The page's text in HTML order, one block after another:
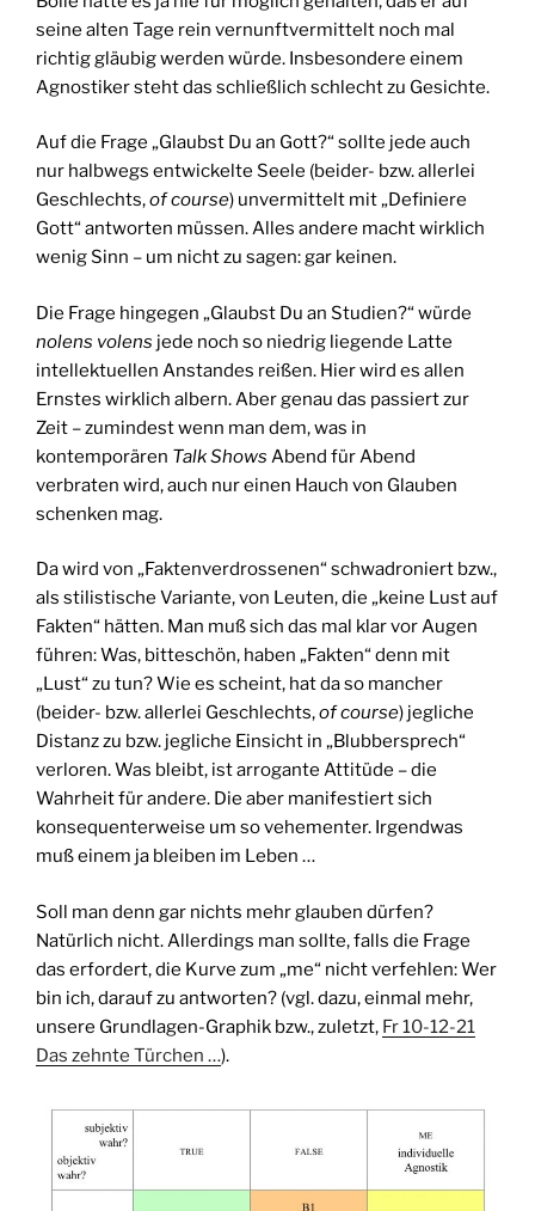
seine alten Tage rein vernunftvermittelt noch mal
richtig gläubig werden würde. Insbesondere einem
Agnostiker steht das schließlich schlecht zu Gesichte.
Auf die Frage „Glaubst Du an Gott?“ sollte jede auch
nur halbwegs entwickelte Seele (beider- bzw. allerlei
Geschlechts,of course) unvermittelt mit „Definiere
Gott“ antworten müssen. Alles andere macht wirklich
wenig Sinn – um nicht zu sagen: gar keinen.
Die Frage hingegen „Glaubst Du an Studien?“ würde
nolens volens jede noch so niedrig liegende Latte
intellektuellen Anstandes reißen. Hier wird es allen
Ernstes wirklich albern. Aber genau das passiert zur
Zeit – zumindest wenn man dem, was in
kontemporären TalkShows Abend für Abend
verbraten wird, auch nur einen Hauch von Glauben
schenken mag.
Da wird von „Faktenverdrossenen“ schwadroniert bzw.,
als stilistische Variante, von Leuten, die „keine Lust auf
Fakten“ hätten. Man muß sich das mal klar vor Augen
führen: Was, bitteschön, haben „Fakten“ denn mit
„Lust“ zu tun? Wie es scheint, hat da so mancher
(beider- bzw. allerlei Geschlechts,of course) jegliche
Distanz zu bzw. jegliche Einsicht in „Blubbersprech“
verloren. Was bleibt, ist arrogante Attitüde – die
Wahrheit für andere. Die aber manifestiert sich
konsequenterweise um so vehementer. Irgendwas
muß einem ja bleiben im Leben …
Soll man denn gar nichts mehr glauben dürfen?
Natürlich nicht. Allerdings man sollte, falls die Frage
das erfordert, die Kurve zum „me“ nicht verfehlen: Wer
bin ich, darauf zu antworten? (vgl. dazu, einmal mehr,
unsere Grundlagen-Graphik bzw., zuletzt, Fr 10-12-21
Das zehnte Türchen …).